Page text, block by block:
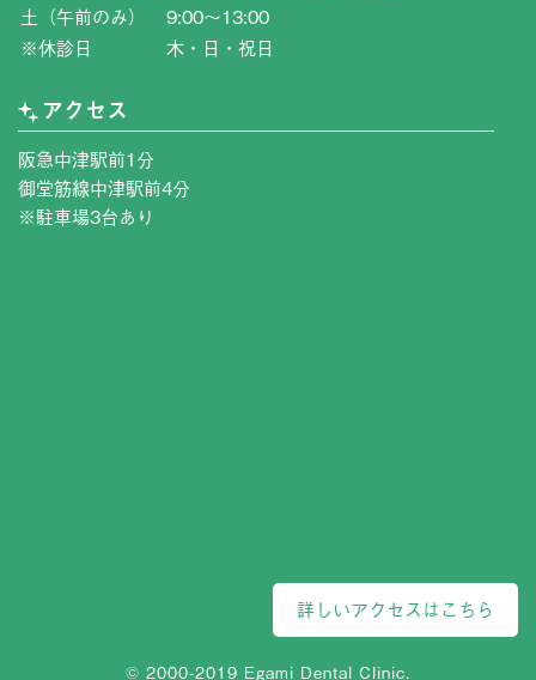
土（午前のみ）
9:00〜13:00
※休診日
木・日・祝日
アクセス
阪急中津駅前1分
御堂筋線中津駅前4分
※駐車場3台あり
詳しいアクセスはこちら
© 2000-2019 Egami Dental Clinic.